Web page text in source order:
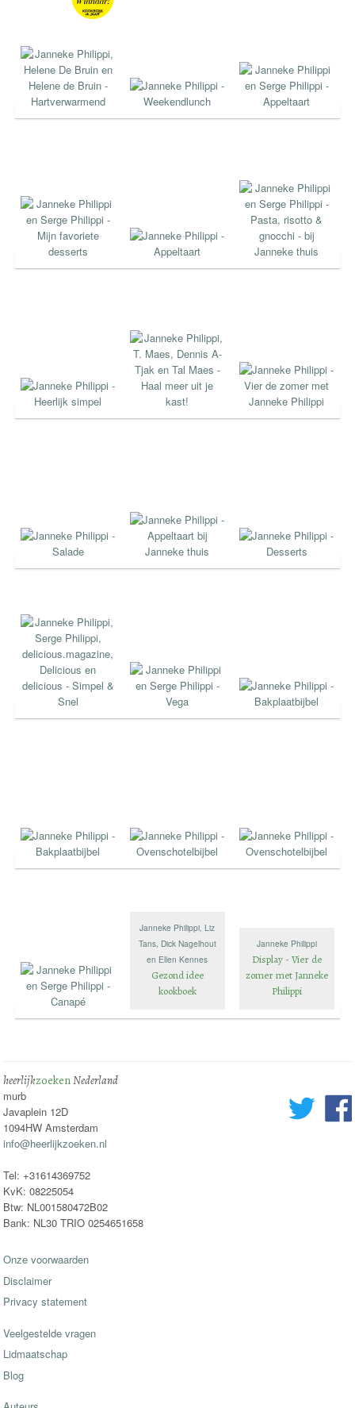
Janneke Philippi, Liz
Tans, Dick Nagelhout
en Ellen Kennes
Gezond idee
kookboek
Janneke Philippi
Display - Vier de
zomer met Janneke
Philippi
heerlijkzoekenNederland
murb
Javaplein 12D
1094HW Amsterdam
info@heerlijkzoeken.nl
Tel: +31614369752
KvK: 08225054
Btw: NL001580472B02
Bank: NL30 TRIO 0254651658
Onze voorwaarden
Disclaimer
Privacy statement
Veelgestelde vragen
Lidmaatschap
Blog